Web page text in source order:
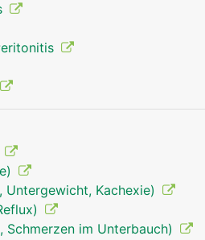
Untergewicht, Kachexie)
Schmerzen im Unterbauch)